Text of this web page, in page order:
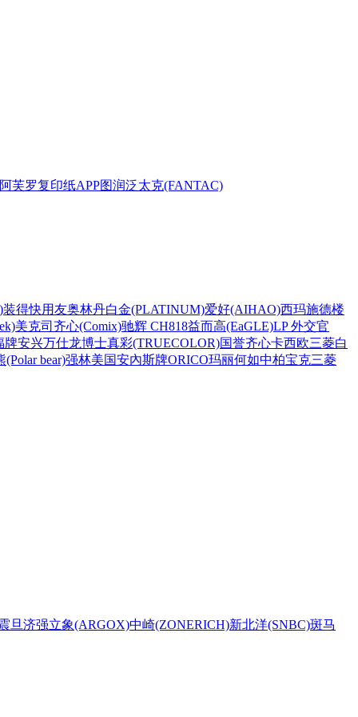
阿芙罗复印纸APP图润泛太克(FANTAC)
装得快用友奥林丹白金(PLATINUM)爱好(AIHAO)西玛施德楼
美克司 齐心(Comix)驰辉 CH818益而高(EaGLE)LP 外交官
牌安兴万仕龙博士真彩(TRUECOLOR)国誉齐心卡西欧三菱白
(Polar bear)强林美国安內斯牌ORICO玛丽何如中柏宝克三菱
旦济强立象(ARGOX)中崎(ZONERICH)新北洋(SNBC)斑马